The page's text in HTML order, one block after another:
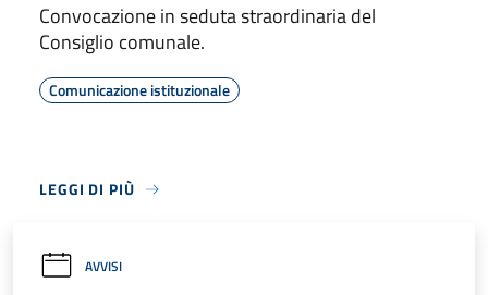
Convocazione in seduta straordinaria del
Consiglio comunale.
Comunicazione istituzionale
LEGGI DI PIÙ
AVVISI